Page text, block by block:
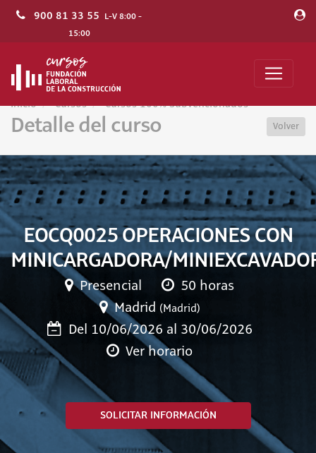
900 81 33 55 L-V 8:00 -
15:00
Inicio Cursos Cursos 100% Subvencionados
Detalle del curso Volver
EOCQ0025 OPERACIONES CON
MINICARGADORA/
Presencial
50 horas
Madrid (Madrid)
Del 10/06/2026 al 30/06/2026
Ver horario
SOLICITAR INFORMACIÓN